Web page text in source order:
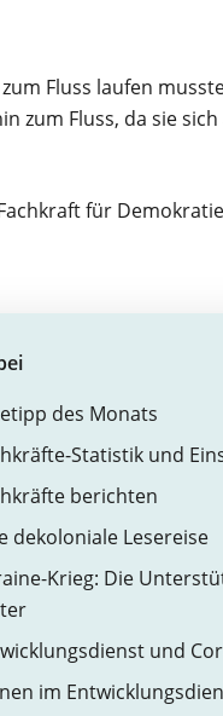
Fluss laufen
zum Fluss, da sie
für
des Monats
Statistik und
berichten
dekoloniale Lesereise
Krieg: Die
und
im